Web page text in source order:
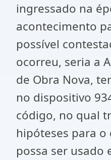
ingressado na
acontecimento
possível
ocorreu, seria a
de Obra Nova,
no dispositivo
código, no qual
hipóteses para
possa ser usado